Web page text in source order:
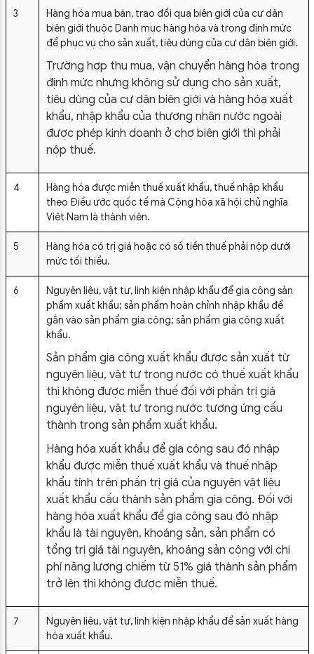
3
Hàng hóa mua bán, trao đổi qua biên giới của cư dân
biên giới thuộc Danh mục hàng hóa và trong định mức
để phục vụ cho sản xuất, tiêu dùng của cư dân biên giới.
Trường hợp thu mua, vận chuyển hàng hóa trong
định mức nhưng không sử dụng cho sản xuất,
tiêu dùng của cư dân biên giới và hàng hóa xuất
khẩu, nhập khẩu của thương nhân nước ngoài
được phép kinh doanh ở chợ biên giới thì phải
nộp thuế.
4
Hàng hóa được miễn thuế xuất khẩu, thuế nhập khẩu
theo Điều ước quốc tế mà Cộng hòa xã hội chủ nghĩa
Việt Nam là thành viên.
5
Hàng hóa có trị giá hoặc có số tiền thuế phải nộp dưới
mức tối thiểu.
6
Nguyên liệu, vật tư, linh kiện nhập khẩu để gia công sản
phẩm xuất khẩu; sản phẩm hoàn chỉnh nhập khẩu để
gắn vào sản phẩm gia công; sản phẩm gia công xuất
khẩu.
Sản phẩm gia công xuất khẩu được sản xuất từ
nguyên liệu, vật tư trong nước có thuế xuất khẩu
thì không được miễn thuế đối với phần trị giá
nguyên liệu, vật tư trong nước tương ứng cấu
thành trong sản phẩm xuất khẩu.
Hàng hóa xuất khẩu để gia công sau đó nhập
khẩu được miễn thuế xuất khẩu và thuế nhập
khẩu tính trên phần trị giá của nguyên vật liệu
xuất khẩu cấu thành sản phẩm gia công. Đối với
hàng hóa xuất khẩu để gia công sau đó nhập
khẩu là tài nguyên, khoáng sản, sản phẩm có
tổng trị giá tài nguyên, khoáng sản cộng với chi
phí năng lượng chiếm từ 51% giá thành sản phẩm
trở lên thì không được miễn thuế.
7
Nguyên liệu, vật tư, linh kiện nhập khẩu để sản xuất hàng
hóa xuất khẩu.